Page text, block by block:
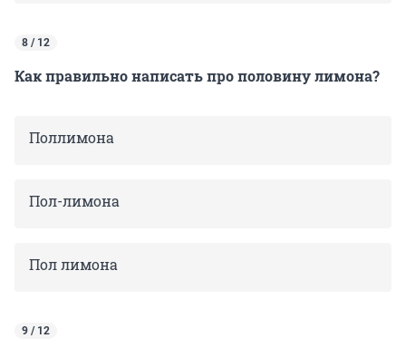
8 / 12
Как правильно написать про половину лимона?
Поллимона
Пол-лимона
Пол лимона
9 / 12